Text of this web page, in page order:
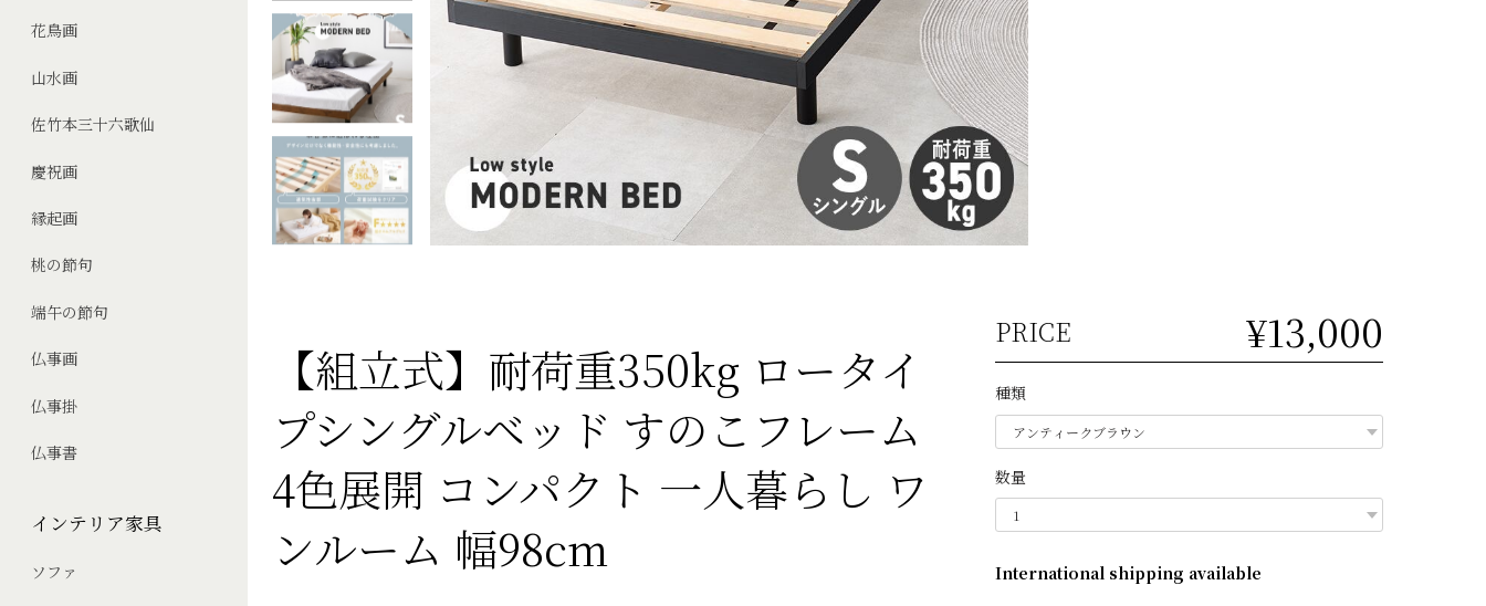
花鳥画
山水画
佐竹本三十六歌仙
慶祝画
縁起画
桃の節句
端午の節句
仏事画
仏事掛
仏事書
インテリア家具
ソファ
【組立式】耐荷重350kg ロータイ
プシングルベッド すのこフレーム
4色展開 コンパクト 一人暮らし ワ
ンルーム 幅98cm
PRICE ¥13,000
種類
数量
International shipping available